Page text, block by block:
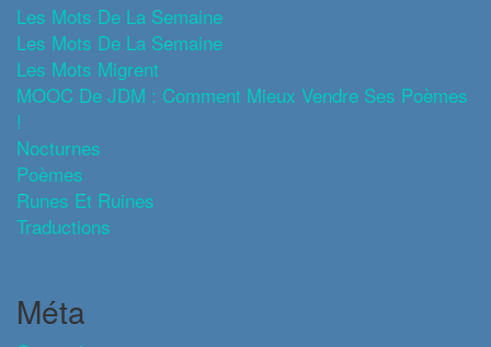
Les Mots De La Semaine
Les Mots De La Semaine
Les Mots Migrent
MOOC De JDM : Comment Mieux Vendre Ses Poèmes
!
Nocturnes
Poèmes
Runes Et Ruines
Traductions
Méta